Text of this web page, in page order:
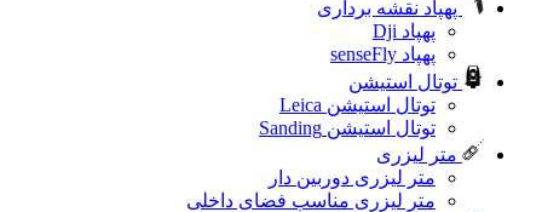
پهپاد نقشه برداری
پهپاد Dji
پهپاد senseFly
توتال استیشن
توتال استیشن Leica
توتال استیشن Sanding
متر لیزری
متر لیزری دوربین دار
متر لیزری مناسب فضای داخلی